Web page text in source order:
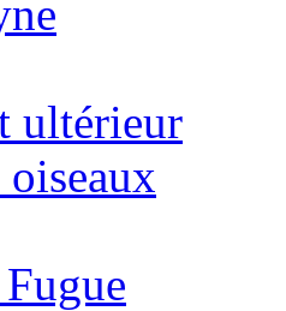
ultérieur